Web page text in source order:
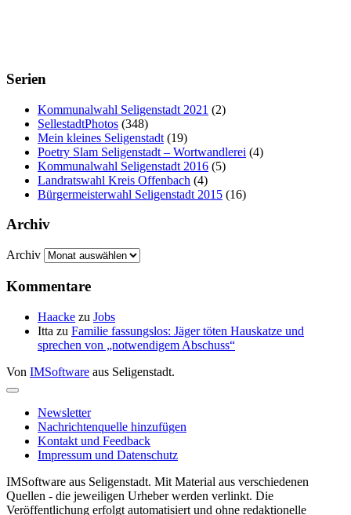
Serien
Kommunalwahl Seligenstadt 2021 (2)
SellestadtPhotos (348)
Mein kleines Seligenstadt (19)
Poetry Slam Seligenstadt – Wortwandlerei (4)
Kommunalwahl Seligenstadt 2016 (5)
Landratswahl Kreis Offenbach (4)
Bürgermeisterwahl Seligenstadt 2015 (16)
Archiv
Archiv
Kommentare
Haacke zu Jobs
Itta zu Familie fassungslos: Jäger töten Hauskatze und
sprechen von „notwendigem Abschuss“
Von IMSoftware aus Seligenstadt.
Newsletter
Nachrichtenquelle hinzufügen
Kontakt und Feedback
Impressum und Datenschutz
IMSoftware aus Seligenstadt. Mit Material aus verschiedenen
Quellen - die jeweiligen Urheber werden verlinkt. Die
Veröffentlichung erfolgt automatisiert und ohne redaktionelle